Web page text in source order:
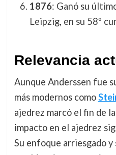
1876: Ganó su
Leipzig, en su 58º
Relevancia
Aunque Anderssen fue
más modernos como
ajedrez marcó el fin de
impacto en el ajedrez
Su enfoque arriesgado y